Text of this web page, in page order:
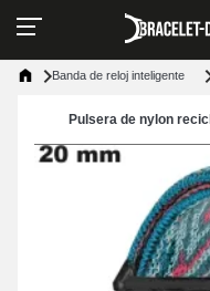
Banda de reloj inteligente
Pulsera de nylon